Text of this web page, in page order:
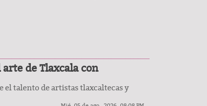
de Tlaxcala con
el talento de artistas tlaxcaltecas y